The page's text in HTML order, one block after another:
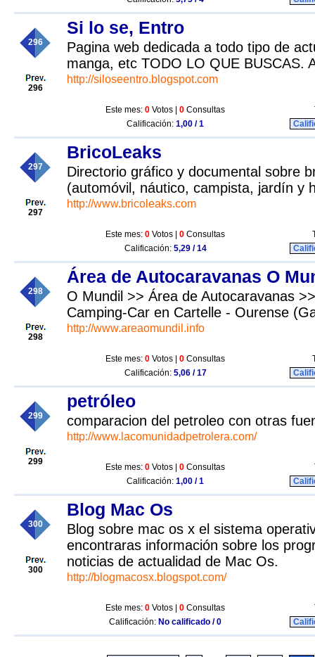
296
296
Si lo se, Entro
Pagina web dedicada a todo tipo de
manga, etc TODO LO QUE BUSCAS.
http://siloseentro.blogspot.com
Este mes: 0 Votos | 0 Consultas
Calificación: 1,00 / 1
297
297
BricoLeaks
Directorio gráfico y documental sobre
(automóvil, náutico, campista, jardín y
http://www.bricoleaks.com
Este mes: 0 Votos | 0 Consultas
Calificación: 5,29 / 14
298
298
Área de Autocaravanas O
O Mundil >> Área de Autocaravanas
Camping-Car en Cartelle - Ourense
http://www.areaomundil.info
Este mes: 0 Votos | 0 Consultas
Calificación: 5,06 / 17
299
299
petróleo
comparacion del petroleo con otras
http://www.lacomunidadpetrolera.com/
Este mes: 0 Votos | 0 Consultas
Calificación: 1,00 / 1
300
300
Blog Mac Os
Blog sobre mac os x el sistema
encontraras información sobre los
noticias de actualidad de Mac Os.
http://blogmacosx.blogspot.com/
Este mes: 0 Votos | 0 Consultas
Calificación: No calificado / 0